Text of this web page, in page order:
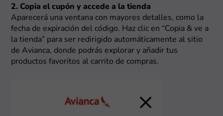
2. Copia el cupón y accede a la tienda
Aparecerá una ventana con mayores detalles, como la
fecha de expiración del código. Haz clic en “Copia & ve a
la tienda” para ser redirigido automáticamente al sitio
de Avianca, donde podrás explorar y añadir tus
productos favoritos al carrito de compras.